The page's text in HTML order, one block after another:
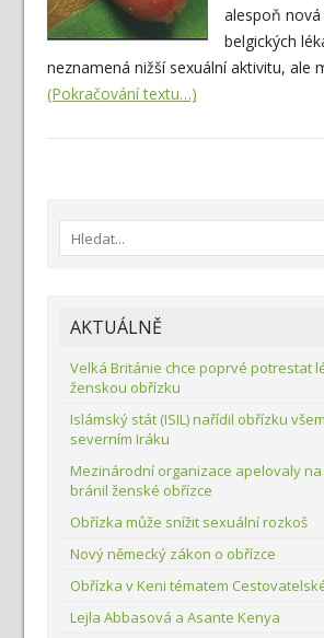
alespoň nová
belgických
neznamená nižší sexuální aktivitu, ale
(Pokračování textu…)
AKTUÁLNĚ
Velká Británie chce poprvé potrestat
ženskou obřízku
Islámský stát (ISIL) nařídil obřízku
severním Iráku
Mezinárodní organizace apelovaly na
bránil ženské obřízce
Obřízka může snížit sexuální rozkoš
Nový německý zákon o obřízce
Obřízka v Keni tématem
Lejla Abbasová a Asante Kenya